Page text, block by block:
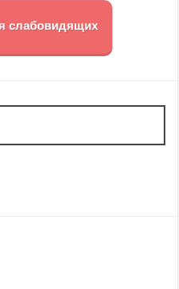
слабовидящих